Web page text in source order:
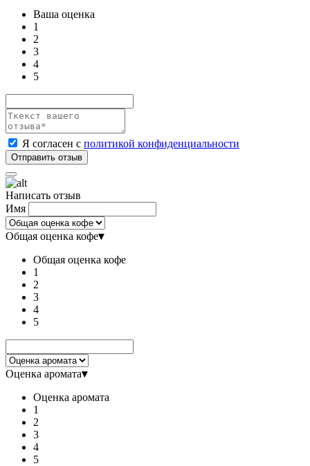
Ваша оценка
1
2
3
4
5
Я согласен с политикой конфиденциальности
Написать отзыв
Имя
Общая оценка кофе▾
Общая оценка кофе
1
2
3
4
5
Оценка аромата▾
Оценка аромата
1
2
3
4
5